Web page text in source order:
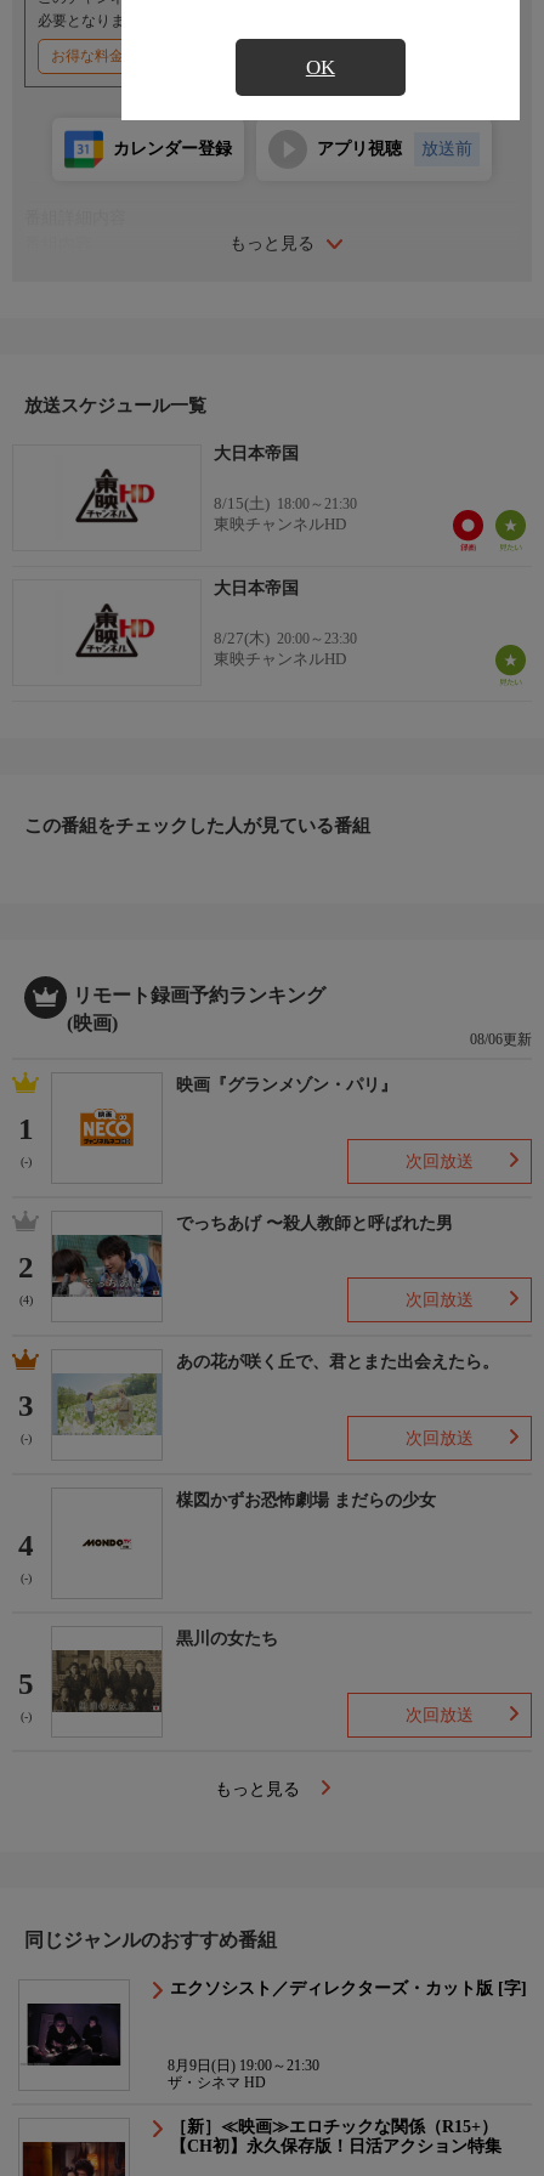
OK
必要となります。
お得な料金割引キャンペーン実施中
もっと見る
カレンダー登録 アプリ視聴 放送前
いう事象を国家、指導者、庶民の3面から描いている。三浦、あ
放送スケジュール一覧
大日本帝国
8/15(土) 18:00～21:30
東映チャンネルHD
大日本帝国
8/27(木) 20:00～23:30
東映チャンネルHD
この番組をチェックした人が見ている番組
リモート録画予約ランキング
(映画)
08/06更新
1
(-)
映画『グランメゾン・パリ』
次回放送
2
(4)
でっちあげ 〜殺人教師と呼ばれた男
次回放送
3
(-)
あの花が咲く丘で、君とまた出会えたら。
次回放送
4
(-)
楳図かずお恐怖劇場 まだらの少女
5
(-)
黒川の女たち
次回放送
もっと見る
同じジャンルのおすすめ番組
エクソシスト／ディレクターズ・カット版 [字]
8月9日(日) 19:00～21:30
ザ・シネマ HD
［新］≪映画≫エロチックな関係（R15+）
【CH初】永久保存版！日活アクション特集